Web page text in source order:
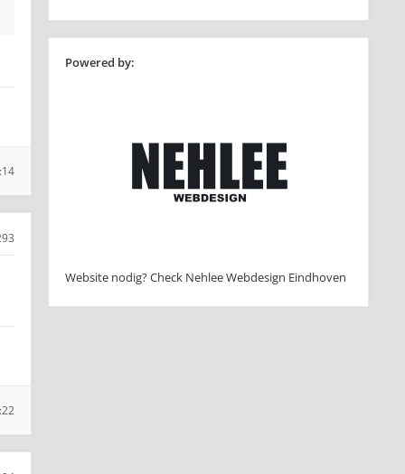
Powered by:
Website nodig? Check Nehlee Webdesign Eindhoven